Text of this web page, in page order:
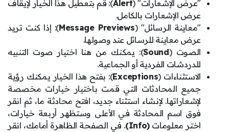
"عرض الإشعارات" (Alert): قم بتعطيل هذا الخيار لإيقاف
عرض الإشعارات بالكامل.
"معاينة الرسائل" (Message Previews): إذا كنت تريد
عرض معاينة للرسائل عند وصولها.
الصوت (Sound): يمكنك من هنا اختيار صوت التنبيه
للدردشات الفردية أو الجماعية.
الاستثناءات (Exceptions): بفتح هذا الخيار يمكنك رؤية
جميع المحادثات التي قمت باختيار خيارات مخصصة
لإشعاراتها. لإنشاء استثناء جديد، افتح محادثة ما، ثم انقر
فوق اسم المحادثة في الأعلى وستظهر أربعة خيارات،
اختر معلومات (Info)
. في الصفحة الظاهرة أمامك، انقر